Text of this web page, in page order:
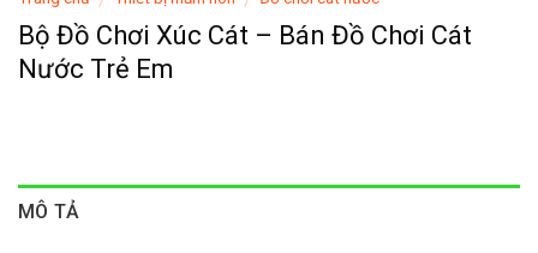
Bộ Đồ Chơi Xúc Cát – Bán Đồ Chơi Cát
Nước Trẻ Em
MÔ TẢ